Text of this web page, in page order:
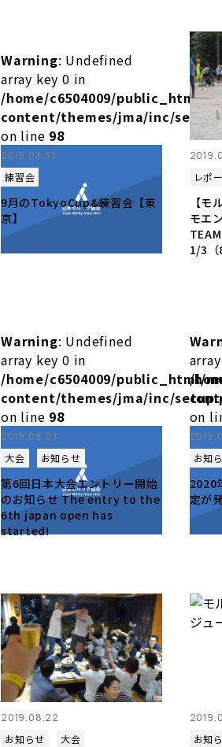
Warning: Undefined
array key 0 in
/home/c6504009/public_html/
content/themes/jma/inc/
on line 98
2019.08.31
練習会
9月のTokyoCup&練習会【東
京】
レポ
【モ
モエ
1/3
Warning: Undefined
array key 0 in
/home/c6504009/public_html/
content/themes/jma/inc/
on line 98
2019.08.27
大会
お知らせ
第6回日本大会エントリー開始
のお知らせ The entry to the
6th japan open has
started!
/
on
お知
2020
定が
2019.08.22
お知らせ
大会
お知